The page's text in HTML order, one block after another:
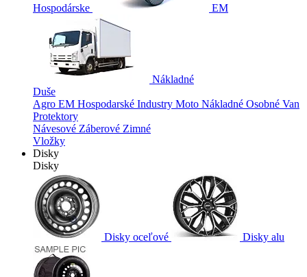
Hospodárske EM
Nákladné
Duše
Agro EM Hospodarské Industry Moto Nákladné Osobné Van
Protektory
Návesové Záberové Zimné
Vložky
Disky
Disky
Disky oceľové Disky alu